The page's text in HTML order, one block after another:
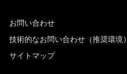
お問い合わせ
技術的なお問い合わせ（推奨環境）
サイトマップ